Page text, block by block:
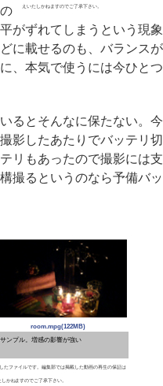
えいたしかねますのでご了承下さい。
がずれてしまうという現象
に載せるのも、バランスが
、本気で使うには今ひとつ
るとそんなに保たない。今
影したあたりでバッテリ切
リもあったので撮影には支
撮るというのなら予備バッ
room.mpg(122MB)
ンプル。増感の影響が強い
たファイルです。編集部では掲載した動画の再生の保証は
かねますのでご了承下さい。